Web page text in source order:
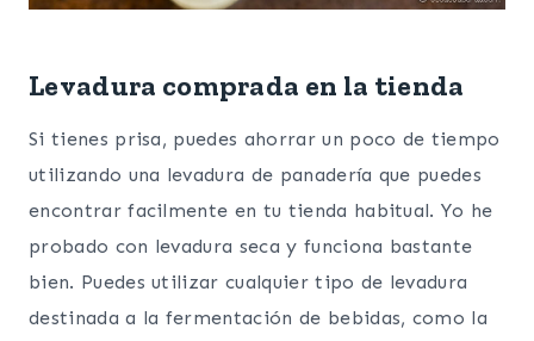
Levadura comprada en la tienda
Si tienes prisa, puedes ahorrar un poco de tiempo
utilizando una levadura de panadería que puedes
encontrar facilmente en tu tienda habitual. Yo he
probado con levadura seca y funciona bastante
bien. Puedes utilizar cualquier tipo de levadura
destinada a la fermentación de bebidas, como la